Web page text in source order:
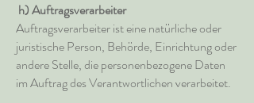
h) Auftragsverarbeiter
Auftragsverarbeiter ist eine natürliche oder
juristische Person, Behörde, Einrichtung oder
andere Stelle, die personenbezogene Daten
im Auftrag des Verantwortlichen verarbeitet.